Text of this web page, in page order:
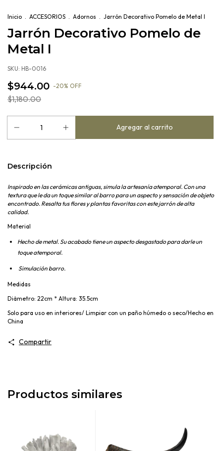
Inicio . ACCESORIOS . Adornos . Jarrón Decorativo Pomelo de Metal I
Jarrón Decorativo Pomelo de
Metal I
SKU: HB-0016
$944.00 -20% OFF
$1,180.00
Descripción
Inspirado en las cerámicas antiguas, simula la artesanía atemporal. Con una
textura que leda un toque similar al barro para un aspecto y sensación de objeto
encontrado. Resalta tusflores y plantas favoritas con este jarrón de alta
calidad.
Material
Hecho de metal. Su acabado tiene un aspecto desgastadopara darle un
toque atemporal.
Simulación barro.
Medidas
Diámetro: 22cm * Altura: 35.5cm
Solo para uso en interiores/ Limpiar con un paño húmedo o seco/Hecho en
China
Compartir
Productos similares